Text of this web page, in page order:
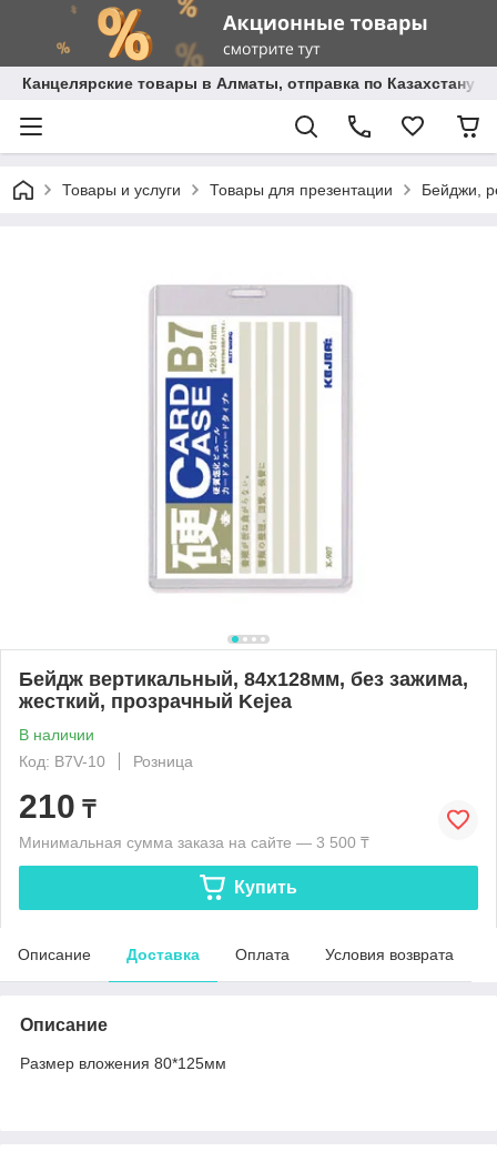
Канцелярские товары в Алматы, отправка по Казахстану.
Товары и услуги Товары для презентации Бейджи,
Бейдж вертикальный, 84x128мм, без зажима,
жесткий, прозрачный Kejea
В наличии
Код: B7V-10
Розница
210 ₸
Минимальная сумма заказа на сайте — 3 500 ₸
Купить
Описание Доставка Оплата Условия возврата
Описание
Размер вложения 80*125мм